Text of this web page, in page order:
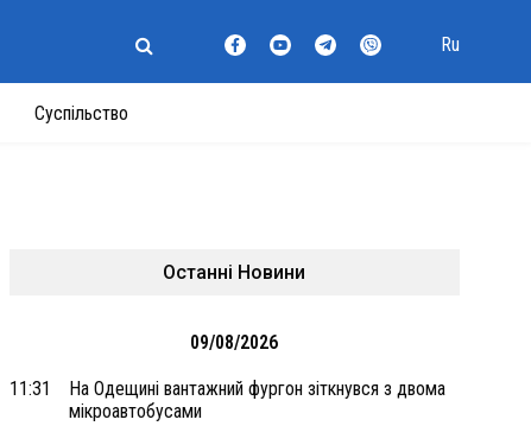
Суспільство
Ru
Останні Новини
09/08/2026
11:31
На Одещині вантажний фургон зіткнувся з двома
мікроавтобусами